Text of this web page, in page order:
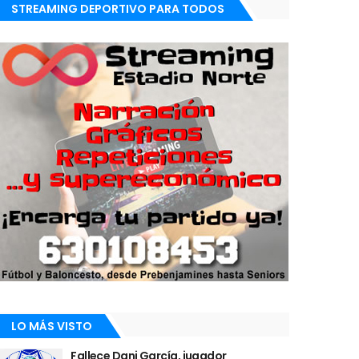
STREAMING DEPORTIVO PARA TODOS
LO MÁS VISTO
Fallece Dani García, jugador